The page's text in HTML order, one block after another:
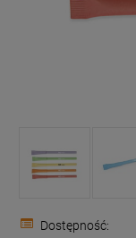
Dostępność: